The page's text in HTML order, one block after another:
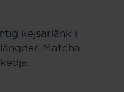
kejsarlänk i
Matcha